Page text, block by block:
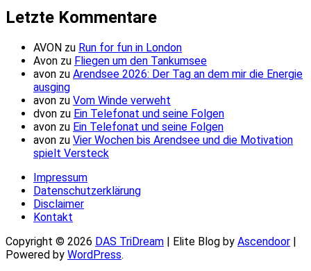
Letzte Kommentare
AVON zu Run for fun in London
Avon zu Fliegen um den Tankumsee
avon zu Arendsee 2026: Der Tag an dem mir die Energie
ausging
avon zu Vom Winde verweht
dvon zu Ein Telefonat und seine Folgen
avon zu Ein Telefonat und seine Folgen
avon zu Vier Wochen bis Arendsee und die Motivation
spielt Versteck
Impressum
Datenschutzerklärung
Disclaimer
Kontakt
Copyright © 2026 DAS TriDream | Elite Blog by Ascendoor
Powered by WordPress.